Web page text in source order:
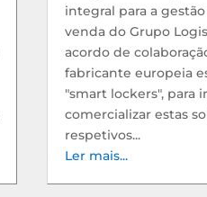
integral para a
venda do Grupo
acordo de
fabricante europeia
"smart lockers", para
comercializar estas
respetivos...
Ler mais...